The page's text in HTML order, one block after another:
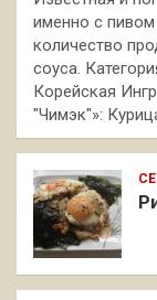
именно с
количество
соуса.
Корейская
"Чимэк"»: